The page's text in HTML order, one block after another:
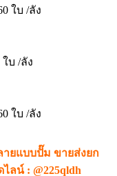
ใบ /ลัง
บ /ลัง
ใบ /ลัง
ยแบบปั๊ม ขายส่งยก
ลน์ : @225qldh